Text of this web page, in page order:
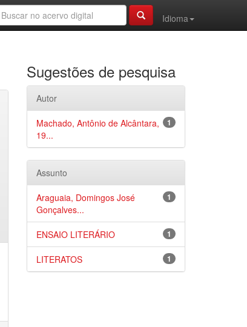
Idioma
Sugestões de pesquisa
Autor
1
Machado, Antônio de Alcântara,
19...
Assunto
1
Araguaia, Domingos José
Gonçalves...
1
ENSAIO LITERÁRIO
1
LITERATOS